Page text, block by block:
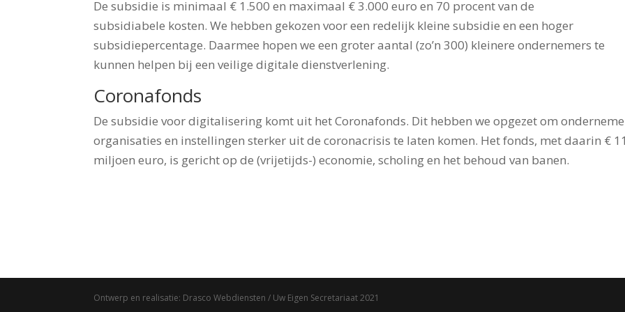
De subsidie is minimaal € 1.500 en maximaal € 3.000 euro en 70 procent van de
subsidiabele kosten. We hebben gekozen voor een redelijk kleine subsidie en een hoger
subsidiepercentage. Daarmee hopen we een groter aantal (zo’n 300) kleinere ondernemers te
kunnen helpen bij een veilige digitale dienstverlening.
Coronafonds
De subsidie voor digitalisering komt uit het Coronafonds. Dit hebben we opgezet om
organisaties en instellingen sterker uit de coronacrisis te laten komen. Het fonds, met daarin €
miljoen euro, is gericht op de (vrijetijds-) economie, scholing en het behoud van banen.
Ontwerp en realisatie: Drasco Webdiensten / Uw Eigen Secretariaat 2021